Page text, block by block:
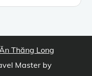
Thăng Long
Master by